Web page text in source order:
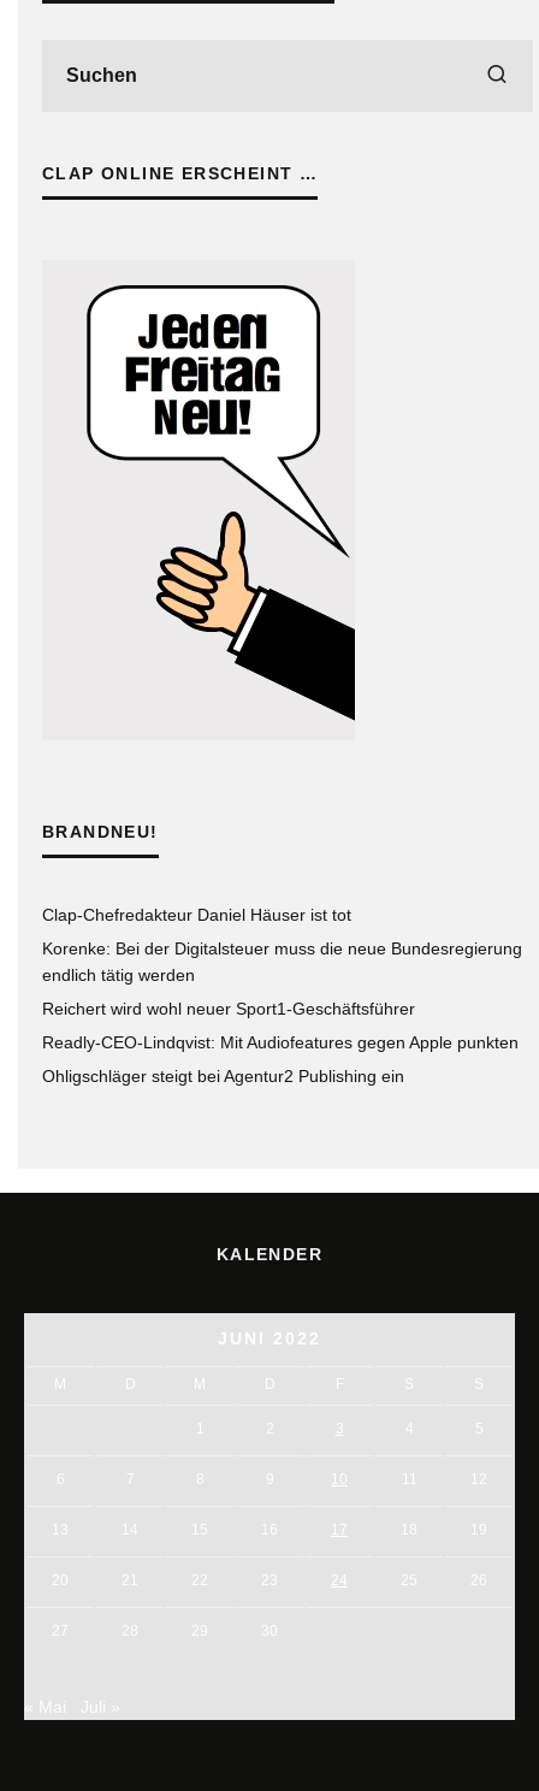
CLAP ONLINE ERSCHEINT …
BRANDNEU!
Clap-Chefredakteur Daniel Häuser ist tot
Korenke: Bei der Digitalsteuer muss die neue Bundesregierung
endlich tätig werden
Reichert wird wohl neuer Sport1-Geschäftsführer
Readly-CEO-Lindqvist: Mit Audiofeatures gegen Apple punkten
Ohligschläger steigt bei Agentur2 Publishing ein
KALENDER
JUNI 2022
M D M D F S S
1 2 3 5
6 7 8 9 10 11 12
13 14 15 16 17 18 19
20 21 22 23 24 25 26
27 28 29 30
« Mai Juli »